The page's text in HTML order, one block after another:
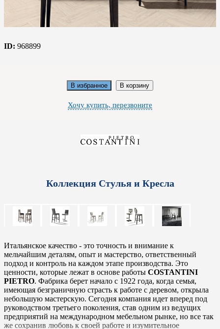
ID: 968899
В избранное В корзину
Хочу купить, перезвоните
Коллекция Стулья и Кресла
Итальянское качество - это точность и внимание к
мельчайшим деталям, опыт и мастерство, ответственный
подход и контроль на каждом этапе производства. Это
ценности, которые лежат в основе работы COSTANTINI
PIETRO. Фабрика берет начало с 1922 года, когда семья,
имеющая безграничную страсть к работе с деревом, открыла
небольшую мастерскую. Сегодня компания идет вперед под
руководством третьего поколения, став одним из ведущих
предприятий на международном мебельном рынке, но все так
же сохранив любовь к своей работе и изумительное